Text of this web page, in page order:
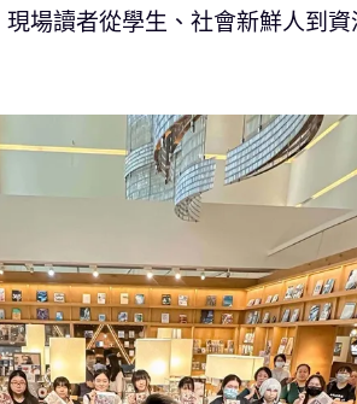
場讀者從學生、社會新鮮人到